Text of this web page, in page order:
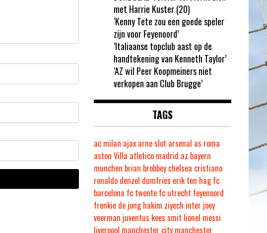
met Harrie Kuster (20)
‘Kenny Tete zou een goede speler
zijn voor Feyenoord’
‘Italiaanse topclub aast op de
handtekening van Kenneth Taylor’
‘AZ wil Peer Koopmeiners niet
verkopen aan Club Brugge’
TAGS
ac milan ajax arne slot arsenal as roma
aston Villa atletico madrid az bayern
munchen brian brobbey chelsea cristiano
ronaldo denzel dumfries erik ten hag fc
barcelona fc twente fc utrecht feyenoord
frenkie de jong hakim ziyech inter joey
veerman juventus kees smit lionel messi
liverpool manchester city manchester